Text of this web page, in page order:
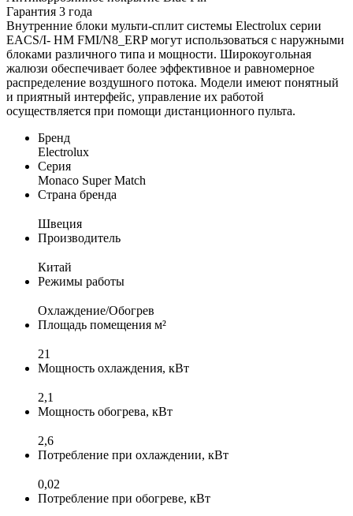
Гарантия 3 года
Внутренние блоки мульти-сплит системы Electrolux серии
EACS/I- HM FMI/N8_ERP могут использоваться с наружными
блоками различного типа и мощности. Широкоугольная
жалюзи обеспечивает более эффективное и равномерное
распределение воздушного потока. Модели имеют понятный
и приятный интерфейс, управление их работой
осуществляется при помощи дистанционного пульта.
Бренд
Electrolux
Серия
Monaco Super Match
Страна бренда
Швеция
Производитель
Китай
Режимы работы
Охлаждение/Обогрев
Площадь помещения м²
21
Мощность охлаждения, кВт
2,1
Мощность обогрева, кВт
2,6
Потребление при охлаждении, кВт
0,02
Потребление при обогреве, кВт